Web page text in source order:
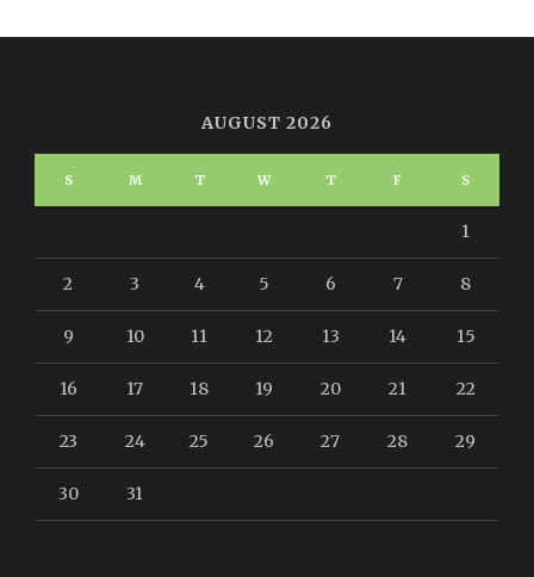
AUGUST 2026
S M T W T F S
1
2 3 4 5 6 7 8
9 10 11 12 13 14 15
16 17 18 19 20 21 22
23 24 25 26 27 28 29
30 31